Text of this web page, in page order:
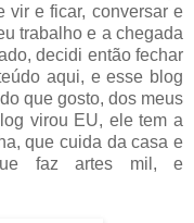
vir e ficar, conversar e
trabalho e a chegada
decidi então fechar
aqui, e esse blog
que gosto, dos meus
virou EU, ele tem a
que cuida da casa e
faz artes mil, e